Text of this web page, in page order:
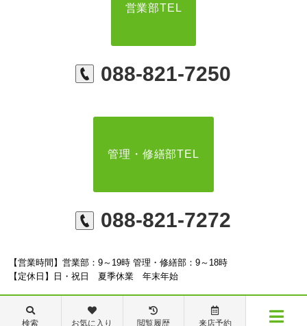
営業部TEL
088-821-7250
管理・修繕部TEL
088-821-7272
【営業時間】営業部：9～19時 管理・修繕部：9～18時
【定休日】日・祝日 夏季休業 年末年始
検索 お気に入り 閲覧履歴 来店予約